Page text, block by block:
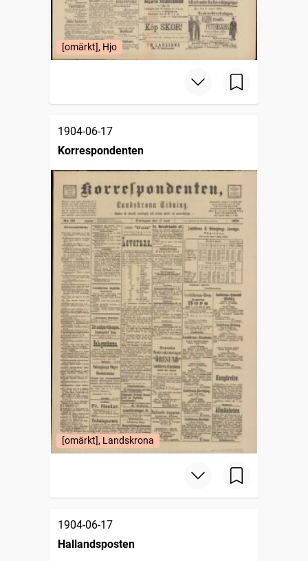
[omärkt], Hjo
1904-06-17
Korrespondenten
[omärkt], Landskrona
1904-06-17
Hallandsposten